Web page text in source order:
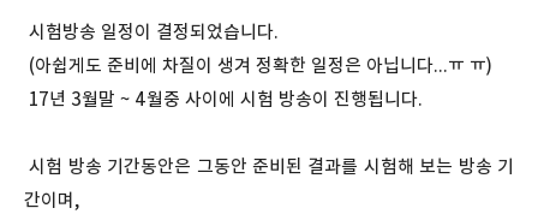
시험방송 일정이 결정되었습니다.
(아쉽게도 준비에 차질이 생겨 정확한 일정은 아닙니다...ㅠ ㅠ)
17년 3월말 ~ 4월중 사이에 시험 방송이 진행됩니다.
시험 방송 기간동안은 그동안 준비된 결과를 시험해 보는 방송 기
간이며,